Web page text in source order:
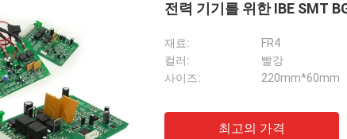
전력 기기를 위한 IBE SMT
재료:
FR4
컬러:
빨강
사이즈:
220mm*60mm
최고의 가격